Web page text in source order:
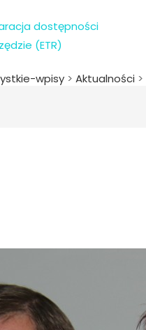
dostępności
(ETR)
wpisy > Aktualności >